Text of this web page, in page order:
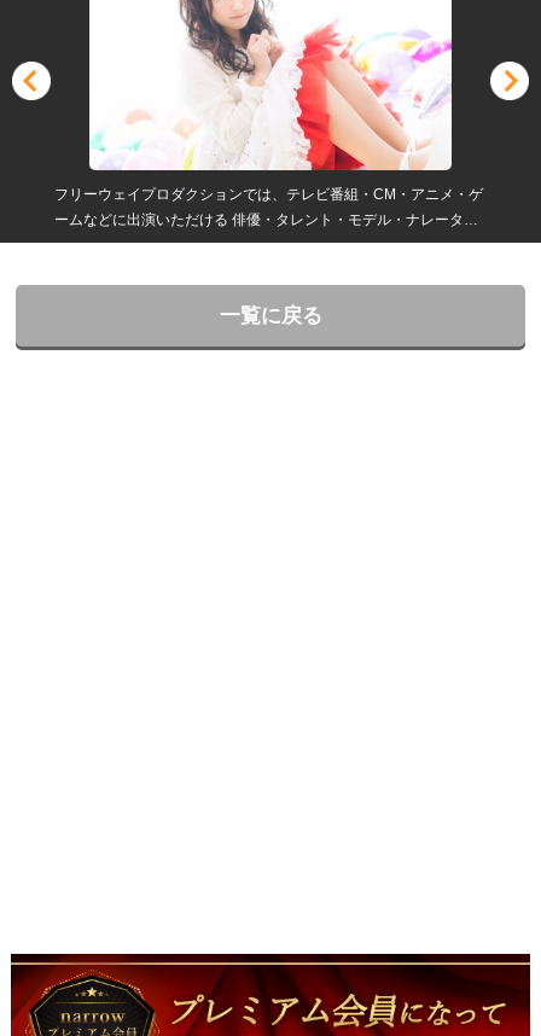
フリーウェイプロダクションでは、テレビ番組・CM・アニメ・ゲ
ームなどに出演いただける 俳優・タレント・モデル・ナレータ
ー・声優・エキストラを募集しています。
一覧に戻る